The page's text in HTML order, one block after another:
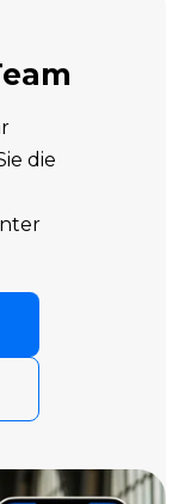
die